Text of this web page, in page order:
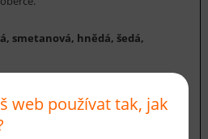
smetanová, hnědá, šedá,
z koberce, které zabrání jejich
za 12-18 měsíců je možné
web používat tak, jak